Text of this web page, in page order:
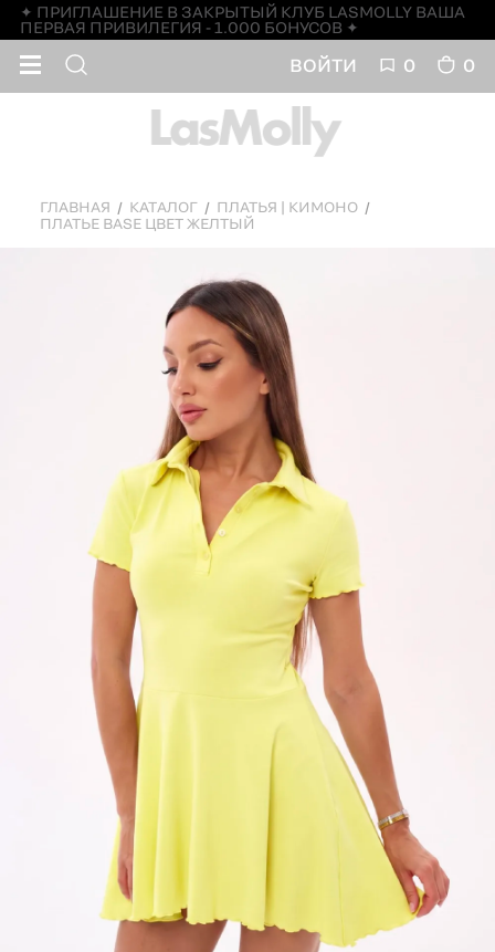
✦ ПРИГЛАШЕНИЕ В ЗАКРЫТЫЙ КЛУБ LASMOLLY ВАША
ПЕРВАЯ ПРИВИЛЕГИЯ - 1.000 БОНУСОВ ✦
ВОЙТИ 0 0
ГЛАВНАЯ КАТАЛОГ
ПЛАТЬЯ | КИМОНО
ПЛАТЬЕ BASE ЦВЕТ ЖЕЛТЫЙ